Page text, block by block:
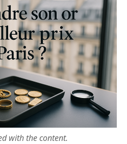
with the content.